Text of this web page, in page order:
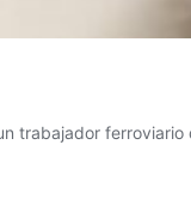
trabajador